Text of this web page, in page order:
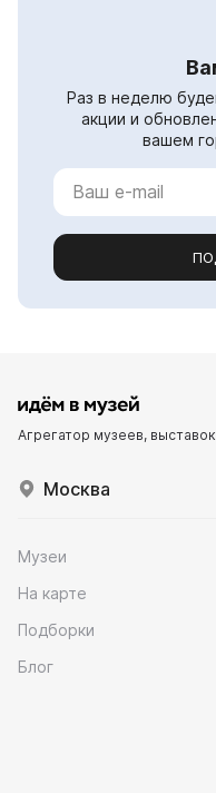
Раз в неделю
акции и
вашем
Агрегатор музеев,
Москва
Музеи
На карте
Подборки
Блог